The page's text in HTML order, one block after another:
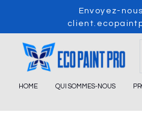
content
Envoyez-
HOME QUI SOMMES-NOUS